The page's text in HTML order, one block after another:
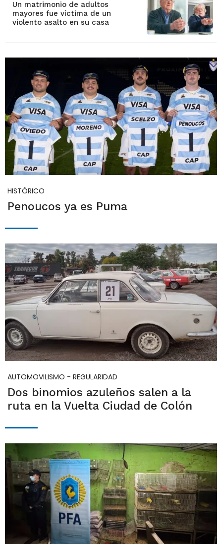
Un matrimonio de adultos
mayores fue víctima de un
violento asalto en su casa
HISTÓRICO
Penoucos ya es Puma
AUTOMOVILISMO - REGULARIDAD
Dos binomios azuleños salen a la
ruta en la Vuelta Ciudad de Colón